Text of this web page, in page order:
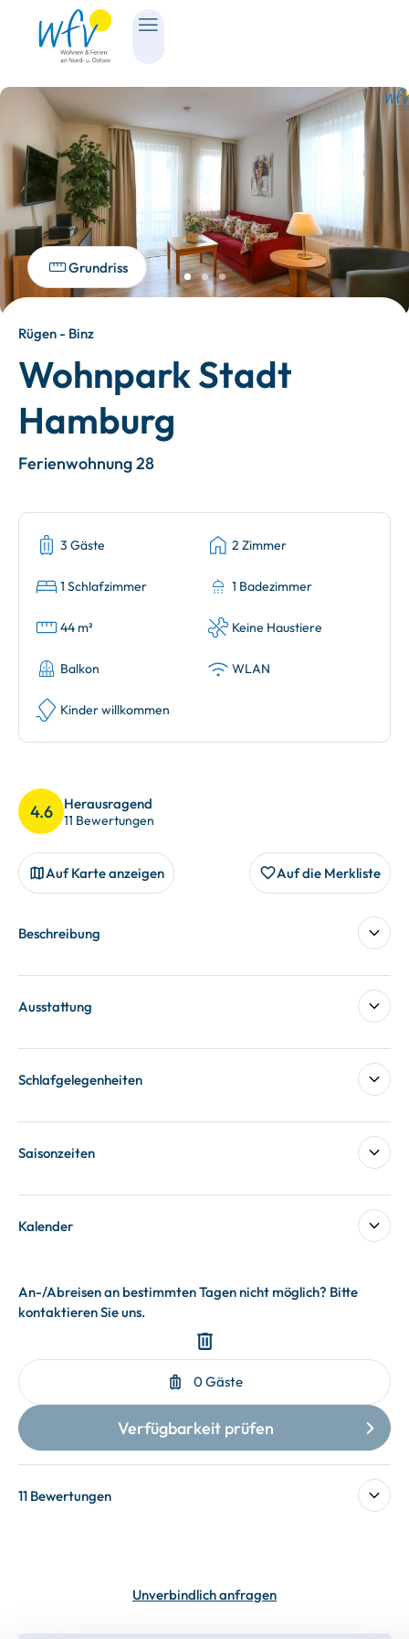
Grundriss
Rügen - Binz
Wohnpark Stadt
Hamburg
Ferienwohnung 28
3 Gäste 2 Zimmer
1 Schlafzimmer 1 Badezimmer
44 m² Keine Haustiere
Balkon WLAN
Kinder willkommen
4.6 Herausragend
11 Bewertungen
Auf Karte anzeigen Auf die Merkliste
Beschreibung
Ausstattung
Schlafgelegenheiten
Saisonzeiten
Kalender
11 Bewertungen
Unverbindlich anfragen